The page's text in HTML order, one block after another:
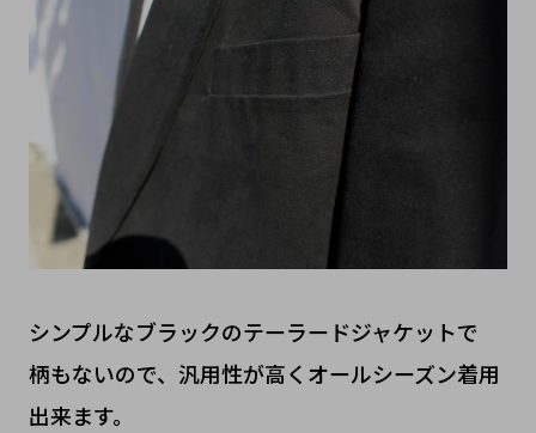
シンプルなブラックのテーラードジャケットで
柄もないので、汎用性が高くオールシーズン着用
出来ます。